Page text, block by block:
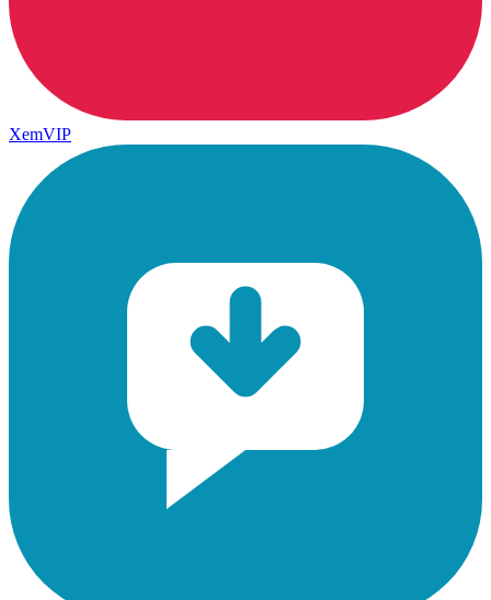
XemVIP